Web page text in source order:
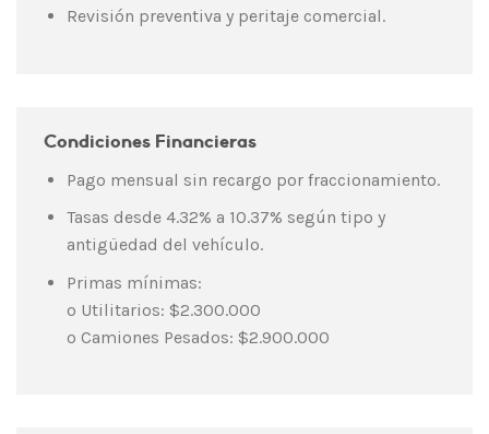
Revisión preventiva y peritaje comercial.
Condiciones Financieras
Pago mensual sin recargo por fraccionamiento.
Tasas desde 4.32% a 10.37% según tipo y
antigüedad del vehículo.
Primas mínimas:
o Utilitarios: $2.300.000
o Camiones Pesados: $2.900.000